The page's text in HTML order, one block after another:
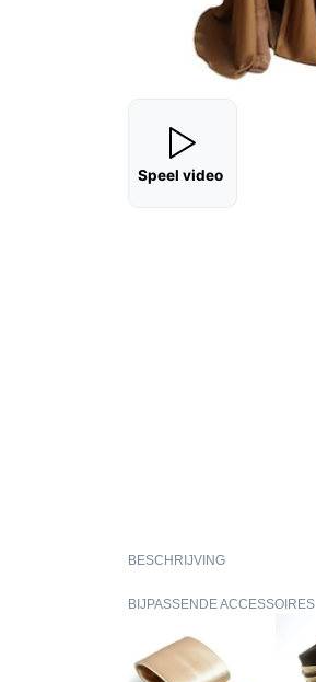
Speel video
BESCHRIJVING
BIJPASSENDE ACCESSOIRES